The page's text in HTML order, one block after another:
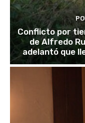
Conflicto por
de Alfredo
adelantó que